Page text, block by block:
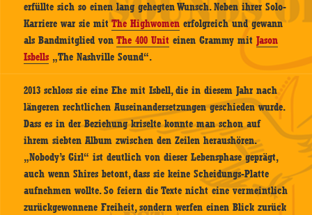
erfüllte sich so einen lang gehegten Wunsch. Neben ihrer Solo-
Karriere war sie mitThe Highwomen erfolgreich und gewann
als Bandmitglied vonThe 400 Unit einen Grammy mitJason
Isbells „The Nashville Sound“.
2013 schloss sie eine Ehe mit Isbell, die in diesem Jahr nach
längeren rechtlichen Auseinandersetzungen geschieden wurde.
Dass es in der Beziehung kriselte konnte man schon auf
ihrem siebten Album zwischen den Zeilen heraushören.
„Nobody’s Girl“ ist deutlich von dieser Lebensphase geprägt,
auch wenn Shires betont, dass sie keine Scheidungs-Platte
aufnehmen wollte. So feiern die Texte nicht eine vermeintlich
zurückgewonnene Freiheit, sondern werfen einen Blick zurück